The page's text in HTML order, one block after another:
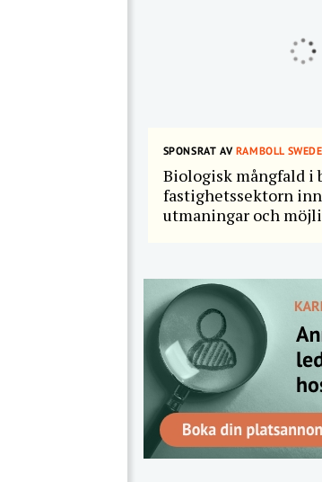
SPONSRAT AVRAMBOLL
Biologisk mångfald i
fastighetssektorn
utmaningar och